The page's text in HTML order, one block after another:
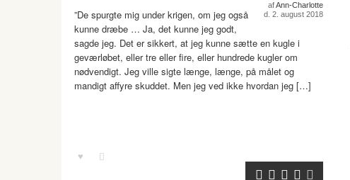
afAnn-Charlotte
d. 2. august 2018
”De spurgte mig under krigen, om jeg også
kunne dræbe … Ja, det kunne jeg godt,
sagde jeg. Det er sikkert, at jeg kunne sætte en kugle i
geværløbet, eller tre eller fire, eller hundrede kugler om
nødvendigt. Jeg ville sigte længe, længe, på målet og
mandigt affyre skuddet. Men jeg ved ikke hvordan jeg […]